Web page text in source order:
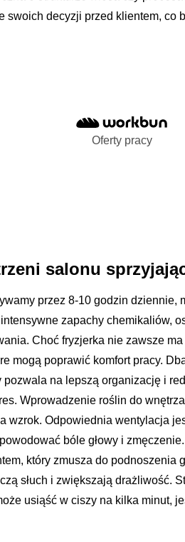
swoich decyzji przed klientem, co
Oferty pracy
salonu
przez 8-10 godzin dziennie,
zapachy chemikaliów,
Choć fryzjerka nie zawsze ma
mogą poprawić komfort pracy.
pozwala na lepszą organizację i
Wprowadzenie roślin do
wzrok. Odpowiednia wentylacja
bóle głowy i
który zmusza do podnoszenia
słuch i zwiększają drażliwość.
usiąść w ciszy na kilka minut,